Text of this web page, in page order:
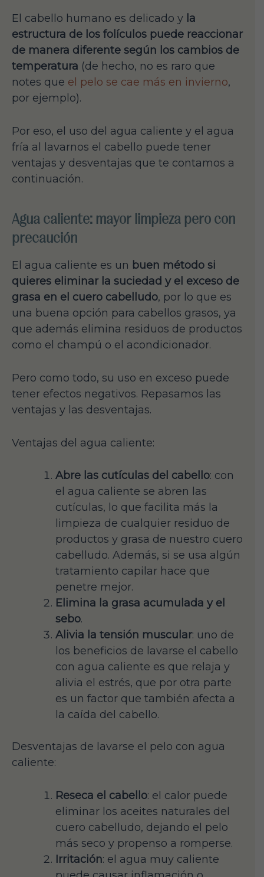
El cabello humano es delicado y la
estructura de los folículos puede reaccionar
de manera diferente según los cambios de
temperatura (de hecho, no es raro que
notes que el pelo se cae más en invierno,
por ejemplo).
Por eso, el uso del agua caliente y el agua
fría al lavarnos el cabello puede tener
ventajas y desventajas que te contamos a
continuación.
Agua caliente: mayor limpieza pero con
precaución
El agua caliente es un buen método si
quieres eliminar la suciedad y el exceso de
grasa en el cuero cabelludo, por lo que es
una buena opción para cabellos grasos, ya
que además elimina residuos de productos
como el champú o el acondicionador.
Pero como todo, su uso en exceso puede
tener efectos negativos. Repasamos las
ventajas y las desventajas.
Ventajas del agua caliente:
Abre las cutículas del cabello: con
el agua caliente se abren las
cutículas, lo que facilita más la
limpieza de cualquier residuo de
productos y grasa de nuestro cuero
cabelludo. Además, si se usa algún
tratamiento capilar hace que
penetre mejor.
Elimina la grasa acumulada y el
sebo.
Alivia la tensión muscular: uno de
los beneficios de lavarse el cabello
con agua caliente es que relaja y
alivia el estrés, que por otra parte
es un factor que también afecta a
la caída del cabello.
Desventajas de lavarse el pelo con agua
caliente:
Reseca el cabello: el calor puede
eliminar los aceites naturales del
cuero cabelludo, dejando el pelo
más seco y propenso a romperse.
Irritación: el agua muy caliente